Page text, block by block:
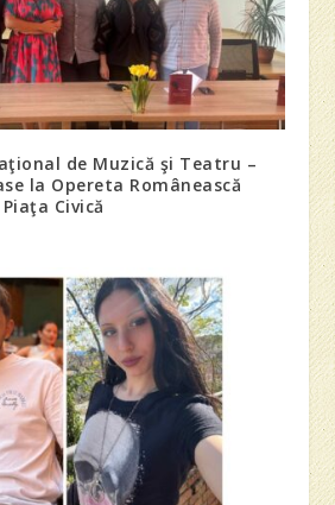
de Muzică şi Teatru –
la Opereta Românească
Civică